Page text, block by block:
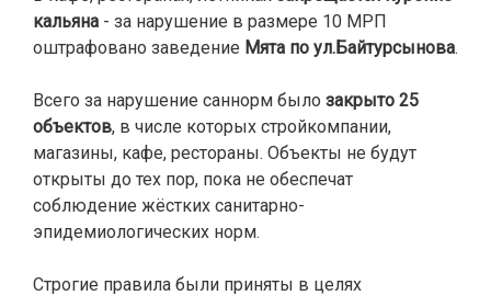
кальяна - за нарушение в размере 10 МРП
оштрафовано заведение Мята по ул.Байтурсынова.
Всего за нарушение саннорм было закрыто 25
объектов, в числе которых стройкомпании,
магазины, кафе, рестораны. Объекты не будут
открыты до тех пор, пока не обеспечат
соблюдение жёстких санитарно-
эпидемиологических норм.
Строгие правила были приняты в целях